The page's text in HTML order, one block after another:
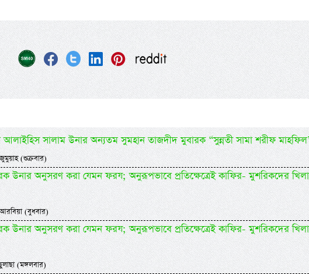
আলাইহিস সালাম উনার অন্যতম সুমহান তাজদীদ মুবারক “সুন্নতী সামা শরীফ
(শুক্রবার)
উনার অনুসরণ করা যেমন ফরয; অনুরূপভাবে প্রতিক্ষেত্রেই কাফির- মুশরিকদের
(বুধবার)
উনার অনুসরণ করা যেমন ফরয; অনুরূপভাবে প্রতিক্ষেত্রেই কাফির- মুশরিকদের
(মঙ্গলবার)